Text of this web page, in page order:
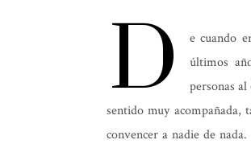
D e cuando
últimos
personas
sentido muy acompañada,
convencer a nadie de